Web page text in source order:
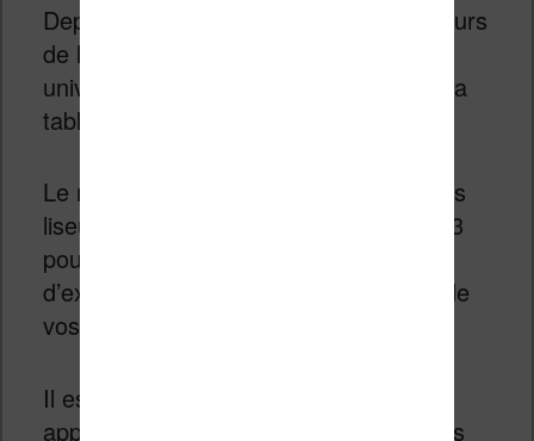
Depuis quelques années de constructeurs
de liseuses tentent de marier deux
univers : celui de la liseuse et celui de la
tablette.
Le résultat est assez étonnant avec des
liseuses de grandes tailles (jusqu’à 10,3
pouces) qui utilisent un système
d’exploitation Android proche de celui de
vos smartphones.
Il est alors possible d’utiliser plusieurs
applications de lecture d’ebooks sur ces